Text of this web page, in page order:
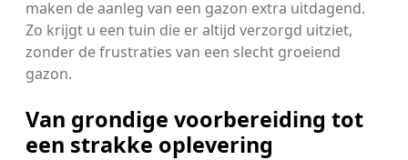
maken de aanleg van een gazon extra uitdagend.
Zo krijgt u een tuin die er altijd verzorgd uitziet,
zonder de frustraties van een slecht groeiend
gazon.
Van grondige voorbereiding tot
een strakke oplevering